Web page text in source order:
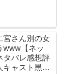
送！すごすぎ
宮さん別の女
www【ネッ
タバレ感想評
キャスト黒幕